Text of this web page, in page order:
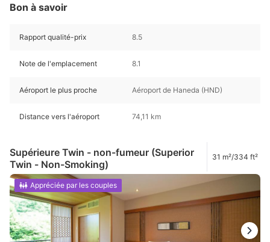
Bon à savoir
Rapport qualité-prix 8.5
Note de l'emplacement 8.1
Aéroport le plus proche Aéroport de Haneda (HND)
Distance vers l'aéroport 74,11 km
Supérieure Twin - non-fumeur (Superior
Twin - Non-Smoking)
31 m²/334 ft²
Appréciée par les couples